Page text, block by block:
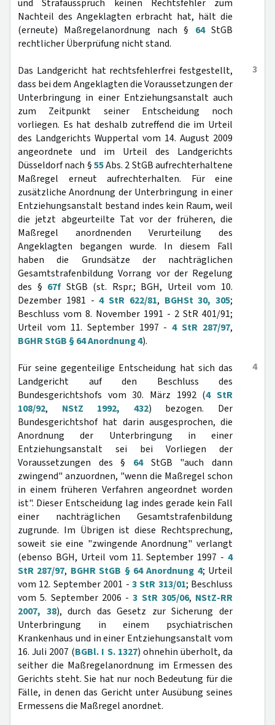
und Strafausspruch keinen Rechtsfehler zum
Nachteil des Angeklagten erbracht hat, hält die
(erneute) Maßregelanordnung nach § 64StGB
rechtlicher Überprüfung nicht stand.
3
Das Landgericht hat rechtsfehlerfrei festgestellt,
dass bei dem Angeklagten die Voraussetzungen der
Unterbringung in einer Entziehungsanstalt auch
zum Zeitpunkt seiner Entscheidung noch
vorliegen. Es hat deshalb zutreffend die im Urteil
des Landgerichts Wuppertal vom 14. August 2009
angeordnete und im Urteil des Landgerichts
Düsseldorf nach §55Abs. 2 StGB aufrechterhaltene
Maßregel erneut aufrechterhalten. Für eine
zusätzliche Anordnung der Unterbringung in einer
Entziehungsanstalt bestand indes kein Raum, weil
die jetzt abgeurteilte Tat vor der früheren, die
Maßregel anordnenden Verurteilung des
Angeklagten begangen wurde. In diesem Fall
haben die Grundsätze der nachträglichen
Gesamtstrafenbildung Vorrang vor der Regelung
des § 67f StGB (st. Rspr.; BGH, Urteil vom 10.
Dezember 1981 -4 StR 622/81, BGHSt 30, 305;
Beschluss vom 8. November 1991 - 2 StR 401/91;
Urteil vom 11. September 1997 -4 StR 287/97,
BGHR StGB § 64 Anordnung 4).
4
Für seine gegenteilige Entscheidung hat sich das
Landgericht auf den Beschluss des
Bundesgerichtshofs vom 30. März 1992 (4 StR
108/92, NStZ 1992, 432) bezogen. Der
Bundesgerichtshof hat darin ausgesprochen, die
Anordnung der Unterbringung in einer
Entziehungsanstalt sei bei Vorliegen der
Voraussetzungen des § 64StGB "auch dann
zwingend" anzuordnen, "wenn die Maßregel schon
in einem früheren Verfahren angeordnet worden
ist". Dieser Entscheidung lag indes gerade kein Fall
einer nachträglichen Gesamtstrafenbildung
zugrunde. Im Übrigen ist diese Rechtsprechung,
soweit sie eine "zwingende Anordnung" verlangt
(ebenso BGH, Urteil vom 11. September 1997 - 4
StR 287/97, BGHR StGB § 64 Anordnung 4; Urteil
vom 12. September 2001 - 3 StR 313/01; Beschluss
vom 5. September 2006 -3 StR 305/06, NStZ-RR
2007, 38), durch das Gesetz zur Sicherung der
Unterbringung in einem psychiatrischen
Krankenhaus und in einer Entziehungsanstalt vom
16. Juli 2007 (BGBl. I S. 1327) ohnehin überholt, da
seither die Maßregelanordnung im Ermessen des
Gerichts steht. Sie hat nur noch Bedeutung für die
Fälle, in denen das Gericht unter Ausübung seines
Ermessens die Maßregel anordnet.